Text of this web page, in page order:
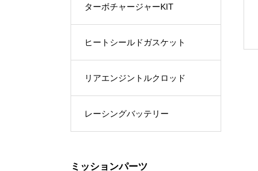
ターボチャージャーKIT
ヒートシールドガスケット
リアエンジントルクロッド
レーシングバッテリー
ミッションパーツ